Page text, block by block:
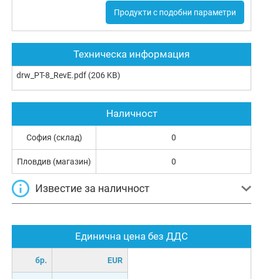
Продукти с подобни параметри
Техническа информация
drw_PT-8_RevE.pdf (206 KB)
Единична цена без ДДС
бр. EUR
Наличност
София (склад) 0
Пловдив (магазин) 0
Известие за наличност